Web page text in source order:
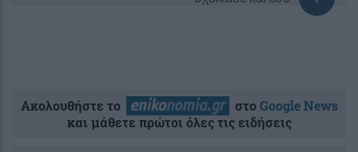
Ακολουθήστε το στοGoogle News
και μάθετε πρώτοι όλες τις ειδήσεις